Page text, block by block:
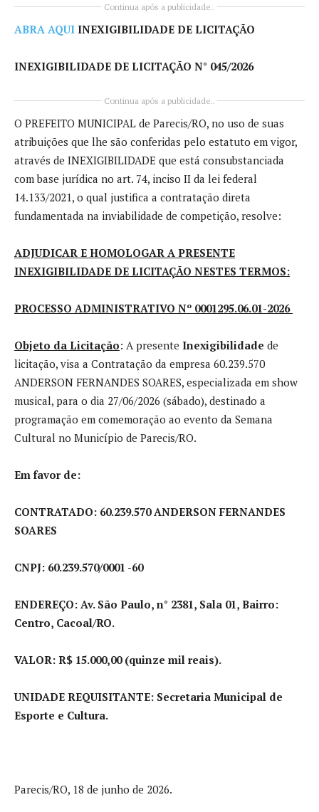
Continua após a publicidade..
ABRA AQUI INEXIGIBILIDADE DE LICITAÇÃO
INEXIGIBILIDADE DE LICITAÇÃO N° 045/2026
Continua após a publicidade..
O PREFEITO MUNICIPAL de Parecis/RO, no uso de suas
atribuições que lhe são conferidas pelo estatuto em vigor,
através de INEXIGIBILIDADE que está consubstanciada
com base jurídica no art. 74, inciso II da lei federal
14.133/2021, o qual justifica a contratação direta
fundamentada na inviabilidade de competição, resolve:
ADJUDICAR E HOMOLOGAR A PRESENTE
INEXIGIBILIDADE DE LICITAÇÃO NESTES TERMOS:
PROCESSO ADMINISTRATIVO Nº 0001295.06.01-2026
Objeto da Licitação: A presente Inexigibilidade de
licitação, visa a Contratação da empresa 60.239.570
ANDERSON FERNANDES SOARES, especializada em show
musical, para o dia 27/06/2026 (sábado), destinado a
programação em comemoração ao evento da Semana
Cultural no Município de Parecis/RO.
Em favor de:
CONTRATADO: 60.239.570 ANDERSON FERNANDES
SOARES
CNPJ: 60.239.570/0001 -60
ENDEREÇO: Av. São Paulo, n° 2381, Sala 01, Bairro:
Centro, Cacoal/RO.
VALOR: R$ 15.000,00 (quinze mil reais).
UNIDADE REQUISITANTE: Secretaria Municipal de
Esporte e Cultura.
Parecis/RO, 18 de junho de 2026.